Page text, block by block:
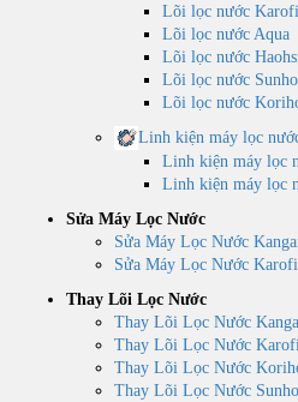
Lõi lọc nước Karofi
Lõi lọc nước Aqua
Lõi lọc nước
Lõi lọc nước
Lõi lọc nước
Linh kiện máy lọc
Linh kiện máy lọc
Linh kiện máy lọc
Sửa Máy Lọc Nước
Sửa Máy Lọc Nước
Sửa Máy Lọc Nước Karofi
Thay Lõi Lọc Nước
Thay Lõi Lọc Nước
Thay Lõi Lọc Nước
Thay Lõi Lọc Nước
Thay Lõi Lọc Nước